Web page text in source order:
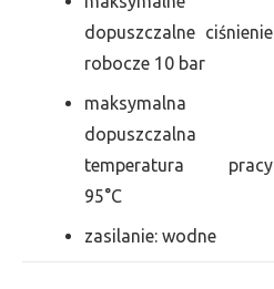
dopuszczalne ciśnienie
robocze 10 bar
maksymalna
dopuszczalna
temperatura pracy
95°C
zasilanie: wodne